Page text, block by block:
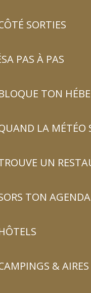
SORTIES
PAS À PAS
TON
LA MÉTÉO
UN
TON AGENDA
&
?
DES
!
SAUVEUR